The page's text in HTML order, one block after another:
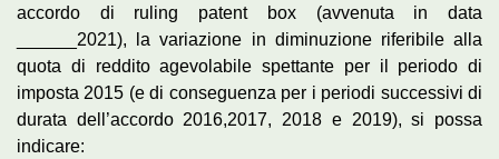
accordo di ruling patent box (avvenuta in data
______2021), la variazione in diminuzione riferibile alla
quota di reddito agevolabile spettante per il periodo di
imposta 2015 (e di conseguenza per i periodi successivi di
durata dell’accordo 2016,2017, 2018 e 2019), si possa
indicare: